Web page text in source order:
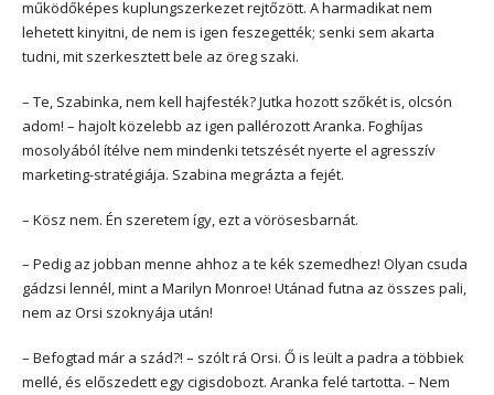
működőképes kuplungszerkezet rejtőzött. A harmadikat nem
lehetett kinyitni, de nem is igen feszegették; senki sem akarta
tudni, mit szerkesztett bele az öreg szaki.
– Te, Szabinka, nem kell hajfesték? Jutka hozott szőkét is, olcsón
adom! – hajolt közelebb az igen pallérozott Aranka. Foghíjas
mosolyából ítélve nem mindenki tetszését nyerte el agresszív
marketing-stratégiája. Szabina megrázta a fejét.
– Kösz nem. Én szeretem így, ezt a vörösesbarnát.
– Pedig az jobban menne ahhoz a te kék szemedhez! Olyan csuda
gádzsi lennél, mint a Marilyn Monroe! Utánad futna az összes pali,
nem az Orsi szoknyája után!
– Befogtad már a szád?! – szólt rá Orsi. Ő is leült a padra a többiek
mellé, és előszedett egy cigisdobozt. Aranka felé tartotta. – Nem